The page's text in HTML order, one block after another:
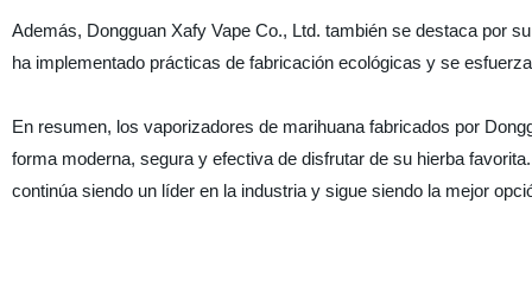
Además, Dongguan Xafy Vape Co., Ltd. también se destaca por
ha implementado prácticas de fabricación ecológicas y se
En resumen, los vaporizadores de marihuana fabricados por
forma moderna, segura y efectiva de disfrutar de su hierba
continúa siendo un líder en la industria y sigue siendo la mejor